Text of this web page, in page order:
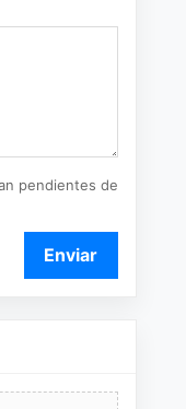
pendientes de
Enviar